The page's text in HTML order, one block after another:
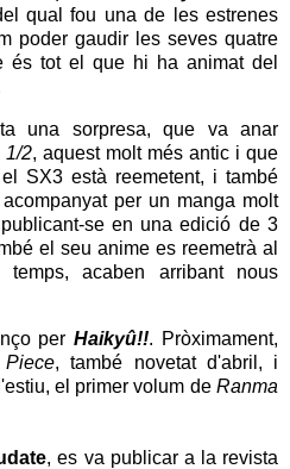
qual fou una de les estrenes
poder gaudir les seves quatre
és tot el que hi ha animat del
una sorpresa, que va anar
1/2, aquest molt més antic i que
SX3 està reemetent, i també
per un manga molt
se en una edició de 3
el seu anime es reemetrà al
acaben arribant nous
perHaikyû!!. Pròximament,
, també novetat d'abril, i
el primer volum de Ranma
, es va publicar a la revista